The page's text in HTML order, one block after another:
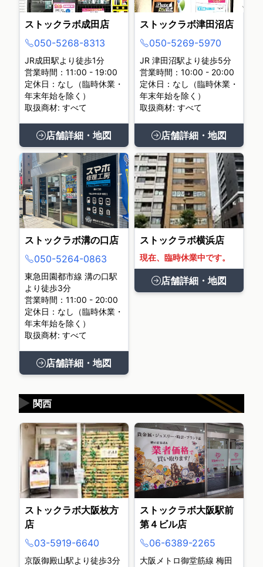
ストックラボ成田店
050-5268-8313
JR成田駅より徒歩1分
営業時間：11:00 - 19:00
定休日：なし（臨時休業・
年末年始を除く）
取扱商材: すべて
店舗詳細・地図
ストックラボ津田沼店
050-5269-5970
JR 津田沼駅より徒歩5分
営業時間：10:00 - 20:00
定休日：なし（臨時休業・
年末年始を除く）
取扱商材: すべて
店舗詳細・地図
ストックラボ溝の口店
050-5264-0863
東急田園都市線 溝の口駅
より徒歩3分
営業時間：11:00 - 20:00
定休日：なし（臨時休業・
年末年始を除く）
取扱商材: すべて
店舗詳細・地図
ストックラボ横浜店
現在、臨時休業中です。
店舗詳細・地図
関西
▶
ストックラボ大阪枚方
店
03-5919-6640
京阪御殿山駅より徒歩3分
ストックラボ大阪駅前
第４ビル店
06-6389-2265
大阪メトロ御堂筋線 梅田